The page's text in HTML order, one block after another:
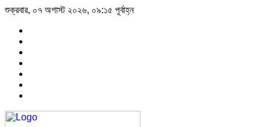
শুক্রবার, ০৭ অগাস্ট ২০২৬, ০৯:১৫ পূর্বাহ্ন